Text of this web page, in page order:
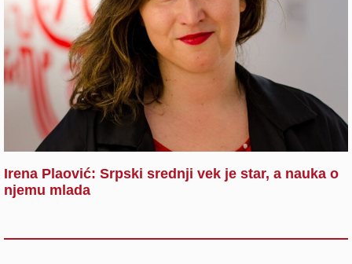
Irena Plaović: Srpski srednji vek je star, a nauka o
njemu mlada